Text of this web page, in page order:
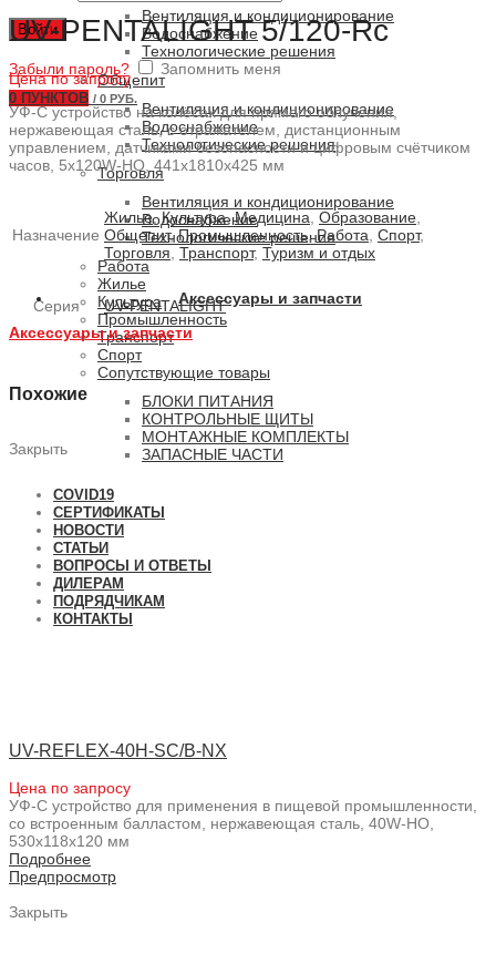
Войти
Забыли пароль? Запомнить меня
0 ПУНКТОВ / 0 РУБ.
Вентиляция и кондиционирование
Водоснабжение
Технологические решения
Общепит
Вентиляция и кондиционирование
Водоснабжение
Технологические решения
Торговля
Вентиляция и кондиционирование
Водоснабжение
Технологические решения
Работа
Жилье
Культура
Промышленность
Транспорт
Спорт
Сопутствующие товары
БЛОКИ ПИТАНИЯ
КОНТРОЛЬНЫЕ ЩИТЫ
МОНТАЖНЫЕ КОМПЛЕКТЫ
ЗАПАСНЫЕ ЧАСТИ
COVID19
СЕРТИФИКАТЫ
НОВОСТИ
СТАТЬИ
ВОПРОСЫ И ОТВЕТЫ
ДИЛЕРАМ
ПОДРЯДЧИКАМ
КОНТАКТЫ
UV-PENTALIGHT 5/120-Rc
Цена по запросу
УФ-С устройство на колёсах для прямого облучения,
нержавеющая сталь, с отражателем, дистанционным
управлением, датчиками безопасности и цифровым счётчиком
часов, 5x120W-HO, 441x1810x425 мм
Назначение
Жилье,Культура,Медицина Образование
Общепит,Промышленность,Работа Спорт,
Торговля Транспорт, Туризм и отдых
Серия UV-PENTALIGHTАксессуары и запчасти
Аксессуары и запчасти
Похожие
Закрыть
UV-REFLEX-40H-SC/B-NX
Цена по запросу
УФ-С устройство для применения в пищевой промышленности,
со встроенным балластом, нержавеющая сталь, 40W-HO,
530x118x120 мм
Подробнее
Предпросмотр
Закрыть